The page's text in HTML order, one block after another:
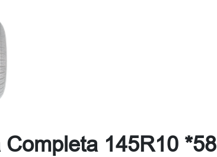
Completa 145R10 *58